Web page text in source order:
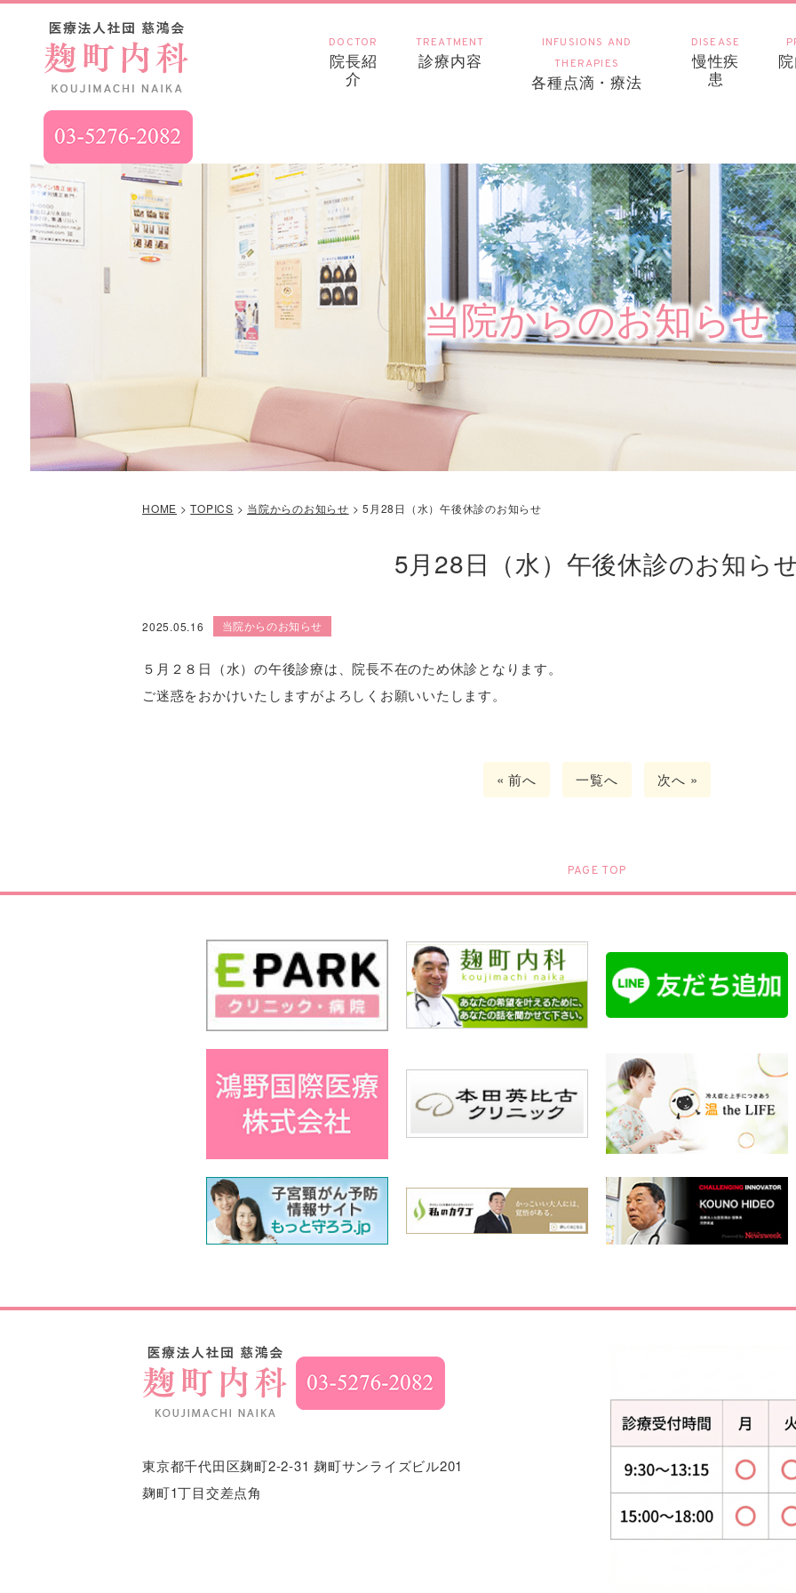
DOCTOR
院長紹
介
TREATMENT
診療内容
INFUSIONS AND
THERAPIES
各種点滴・療法
DISEASE
慢性疾
患
当院からのお知らせ
HOME >TOPICS > 当院からのお知らせ > 5月28日（水）午後休診のお知らせ
5月28日（水）午後休診のお知ら
2025.05.16 当院からのお知らせ
５月２８日（水）の午後診療は、院長不在のため休診となります。
ご迷惑をおかけいたしますがよろしくお願いいたします。
« 前へ 一覧へ 次へ »
PAGE TOP
東京都千代田区麹町2-2-31 麹町サンライズビル201
麹町1丁目交差点角